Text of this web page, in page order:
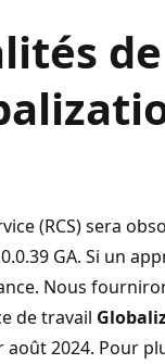
de
(RCS) sera
GA. Si un
Nous
de travail
août 2024. Pour